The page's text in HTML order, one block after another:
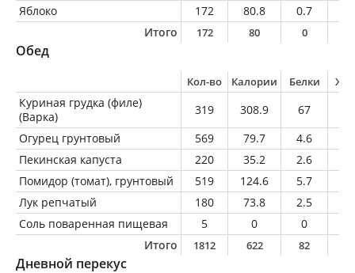
Яблоко 172 80.8 0.7
Итого
172 80 0
Обед
Кол-во Калории Белки
Куриная грудка (филе)
(Варка)
319 308.9 67
Огурец грунтовый
569 79.7 4.6
Пекинская капуста
220 35.2 2.6
Помидор (томат), грунтовый
519 124.6 5.7
Лук репчатый
180 73.8 2.5
Соль поваренная пищевая
5 0 0
Итого
1812 622 82
Дневной перекус